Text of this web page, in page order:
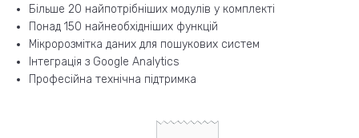
Більше 20 найпотрібніших модулів у комплекті
Понад 150 найнеобхідніших функцій
Мікророзмітка даних для пошукових систем
Інтеграція з Google Analytics
Професійна технічна підтримка